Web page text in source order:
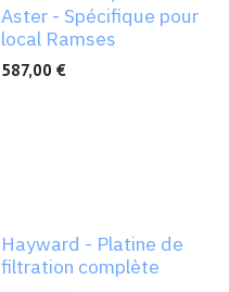
Aster - Spécifique pour
local Ramses
587,00 €
Hayward - Platine de
filtration complète